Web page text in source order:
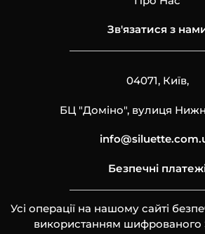
Зв'язатися з
04071, Київ,
БЦ "Доміно", вулиця
Безпечні
Усі операції на нашому сайті
використанням шифрованого